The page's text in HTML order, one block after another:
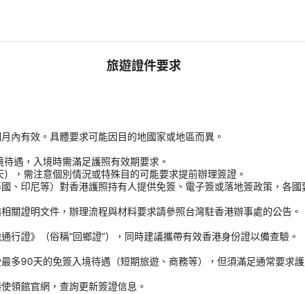
旅遊證件要求
內有效。具體要求可能因目的地國家或地區而異。
遇，入境時需滿足護照有效期要求。
，需注意個別情況或特殊目的可能要求提前辦理簽證。
、印尼等）對香港護照持有人提供免簽、電子簽或落地簽政策，各
關證明文件，辦理流程與材料要求請參照台灣駐香港辦事處的公告。
行證》（俗稱“回鄉證”），同時建議攜帶有效香港身份證以備查驗。
多90天的免簽入境待遇（短期旅遊、商務等），但須滿足通常要求
領館官網，查詢更新簽證信息。